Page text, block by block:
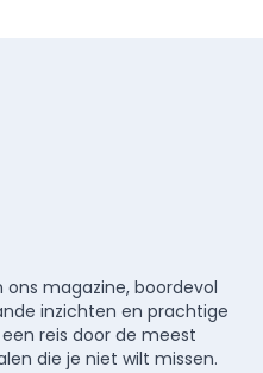
magazine, boordevol
inzichten en prachtige
reis door de meest
die je niet wilt missen.